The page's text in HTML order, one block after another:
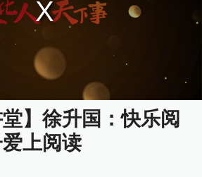
堂】徐升国：快乐阅
上阅读